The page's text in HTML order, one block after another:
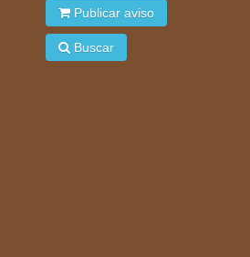
Publicar aviso
Buscar